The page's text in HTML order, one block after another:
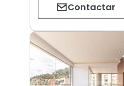
Contactar